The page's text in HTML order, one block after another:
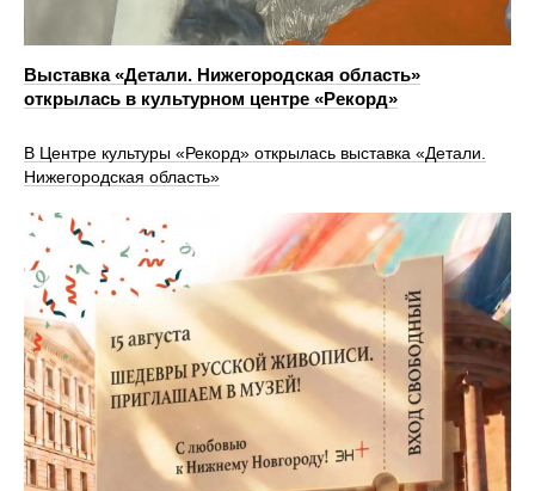
Выставка «Детали. Нижегородская область»
открылась в культурном центре «Рекорд»
В Центре культуры «Рекорд» открылась выставка «Детали.
Нижегородская область»